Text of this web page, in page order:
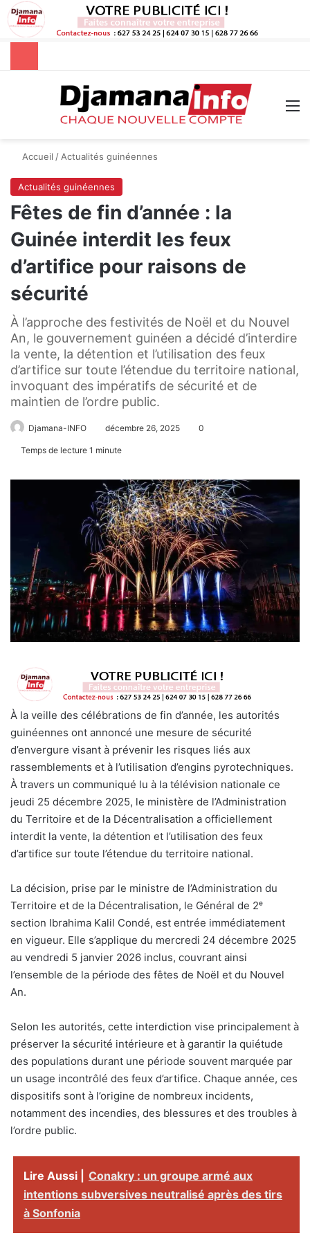
Rechercher
Accueil / Actualités guinéennes
Actualités guinéennes
Fêtes de fin d’année : la
Guinée interdit les feux
d’artifice pour raisons de
sécurité
À l’approche des festivités de Noël et du Nouvel
An, le gouvernement guinéen a décidé d’interdire
la vente, la détention et l’utilisation des feux
d’artifice sur toute l’étendue du territoire national,
invoquant des impératifs de sécurité et de
maintien de l’ordre public.
Djamana-INFO décembre 26, 2025 0
Temps de lecture 1 minute
À la veille des célébrations de fin d’année, les autorités
guinéennes ont annoncé une mesure de sécurité
d’envergure visant à prévenir les risques liés aux
rassemblements et à l’utilisation d’engins pyrotechniques.
À travers un communiqué lu à la télévision nationale ce
jeudi 25 décembre 2025, le ministère de l’Administration
du Territoire et de la Décentralisation a officiellement
interdit la vente, la détention et l’utilisation des feux
d’artifice sur toute l’étendue du territoire national.
La décision, prise par le ministre de l’Administration du
Territoire et de la Décentralisation, le Général de 2ᵉ
section Ibrahima Kalil Condé, est entrée immédiatement
en vigueur. Elle s’applique du mercredi 24 décembre 2025
au vendredi 5 janvier 2026 inclus, couvrant ainsi
l’ensemble de la période des fêtes de Noël et du Nouvel
An.
Selon les autorités, cette interdiction vise principalement à
préserver la sécurité intérieure et à garantir la quiétude
des populations durant une période souvent marquée par
un usage incontrôlé des feux d’artifice. Chaque année, ces
dispositifs sont à l’origine de nombreux incidents,
notamment des incendies, des blessures et des troubles à
l’ordre public.
Lire Aussi |
Conakry : un groupe armé aux
intentions subversives neutralisé après des tirs
à Sonfonia